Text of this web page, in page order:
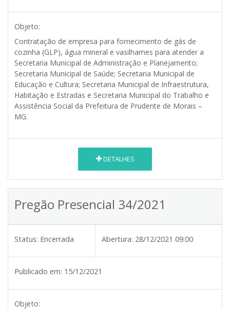
Objeto:
Contratação de empresa para fornecimento de gás de
cozinha (GLP), água mineral e vasilhames para atender a
Secretaria Municipal de Administração e Planejamento;
Secretaria Municipal de Saúde; Secretaria Municipal de
Educação e Cultura; Secretaria Municipal de Infraestrutura,
Habitação e Estradas e Secretaria Municipal do Trabalho e
Assistência Social da Prefeitura de Prudente de Morais –
MG.
DETALHES
Pregão Presencial 34/2021
Status: Encerrada Abertura: 28/12/2021 09:00
Publicado em: 15/12/2021
Objeto: